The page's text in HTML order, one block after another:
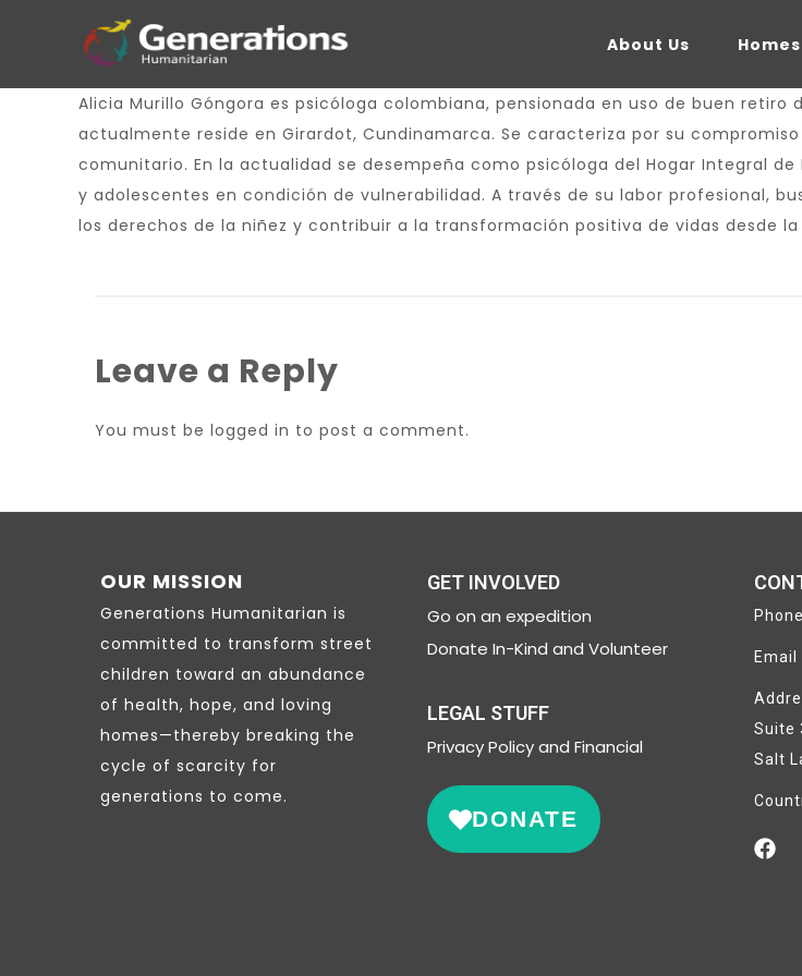
About Us Homes
Alicia Murillo Góngora es psicóloga colombiana, pensionada en uso de buen
actualmente reside en Girardot, Cundinamarca. Se caracteriza por su
comunitario. En la actualidad se desempeña como psicóloga del Hogar Integral
y adolescentes en condición de vulnerabilidad. A través de su labor profesional,
los derechos de la niñez y contribuir a la transformación positiva de vidas desde
Leave a Reply
You must be logged in to post a comment.
OUR MISSION
Generations Humanitarian is
committed to transform street
children toward an abundance
of health, hope, and loving
homes—thereby breaking the
cycle of scarcity for
generations to come.
GET INVOLVED
Go on an expedition
Donate In-Kind and Volunteer
LEGAL STUFF
PrivacyPolicy and Financial
DONATE
Email
Suite
Salt